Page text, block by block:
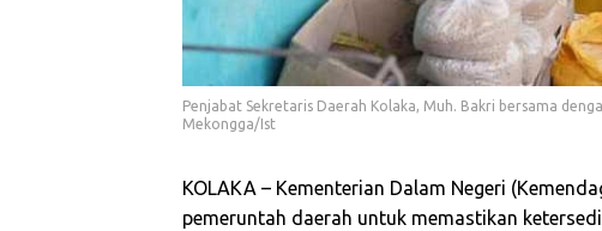
Penjabat Sekretaris Daerah Kolaka, Muh. Bakri bersama
Mekongga/Ist
KOLAKA – Kementerian Dalam Negeri
pemeruntah daerah untuk memastikan